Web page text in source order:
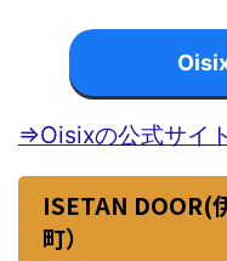
⇒Oisixの公式サイ
ISETAN DOOR(
町）